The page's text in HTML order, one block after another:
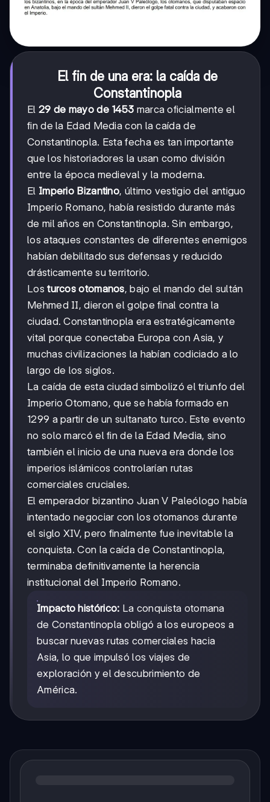
El fin de una era: la caída de
Constantinopla
El 29 de mayo de 1453 marca oficialmente el
fin de la Edad Media con la caída de
Constantinopla. Esta fecha es tan importante
que los historiadores la usan como división
entre la época medieval y la moderna.
El Imperio Bizantino, último vestigio del antiguo
Imperio Romano, había resistido durante más
de mil años en Constantinopla. Sin embargo,
los ataques constantes de diferentes enemigos
habían debilitado sus defensas y reducido
drásticamente su territorio.
Losturcos otomanos, bajo el mando del sultán
Mehmed II, dieron el golpe final contra la
ciudad. Constantinopla era estratégicamente
vital porque conectaba Europa con Asia, y
muchas civilizaciones la habían codiciado a lo
largo de los siglos.
La caída de esta ciudad simbolizó el triunfo del
Imperio Otomano, que se había formado en
1299 a partir de un sultanato turco. Este evento
no solo marcó el fin de la Edad Media, sino
también el inicio de una nueva era donde los
imperios islámicos controlarían rutas
comerciales cruciales.
El emperador bizantino Juan V Paleólogo había
intentado negociar con los otomanos durante
el siglo XIV, pero finalmente fue inevitable la
conquista. Con la caída de Constantinopla,
terminaba definitivamente la herencia
institucional del Imperio Romano.
Impacto histórico: La conquista otomana
de Constantinopla obligó a los europeos a
buscar nuevas rutas comerciales hacia
Asia, lo que impulsó los viajes de
exploración y el descubrimiento de
América.